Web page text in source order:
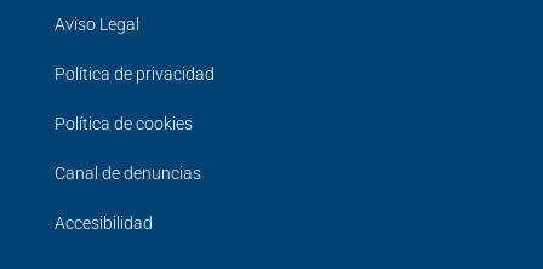
Aviso Legal
Política de privacidad
Política de cookies
Canal de denuncias
Accesibilidad